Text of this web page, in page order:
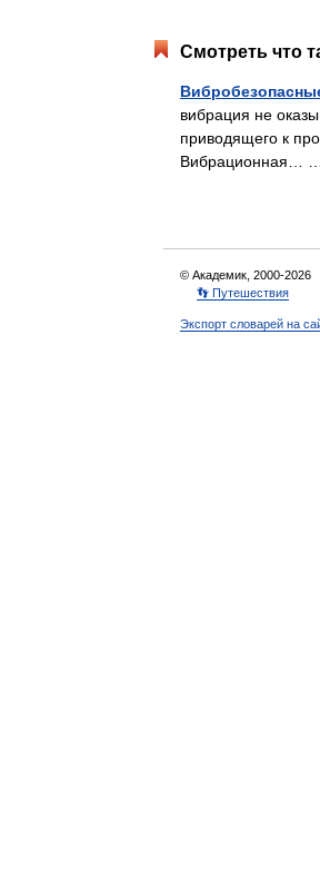
Смотреть что
вибрация не
приводящего к
Вибрационная…
© Академик, 2000-2026
👣 Путешествия
Экспорт словарей на